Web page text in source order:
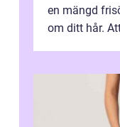
en mängd
om ditt hår.